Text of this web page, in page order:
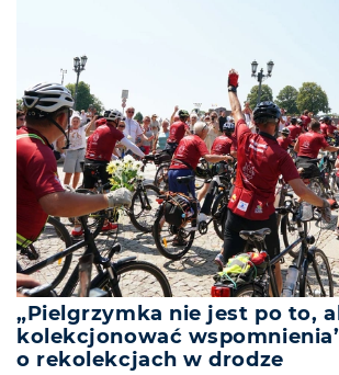
„Pielgrzymka nie jest po to,
kolekcjonować
o rekolekcjach w drodze